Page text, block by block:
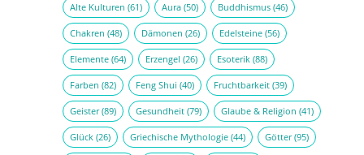
Alte Kulturen (61) Aura(50) Buddhismus(46)
Chakren (48) Dämonen (26) Edelsteine(56)
Elemente(64) Erzengel (26) Esoterik(88)
Farben (82) Feng Shui (40) Fruchtbarkeit(39)
Geister(89) Gesundheit(79) Glaube & Religion (41)
Glück(26) Griechische Mythologie(44) Götter(95)